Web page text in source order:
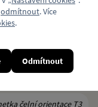
na flexibilní
fólii.
odmítnout. Více
.
Odmítnout